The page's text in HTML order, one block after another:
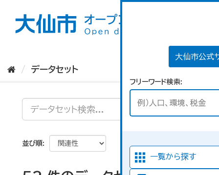
大仙市公式
フリーワード検索
一覧から探す
データセット
並び順